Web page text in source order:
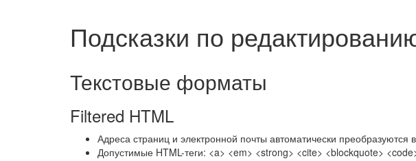
Подсказки по
Текстовые форматы
Filtered HTML
Адреса страниц и электронной почты автоматически преобразуются
Допустимые HTML-теги: <a> <em> <strong> <cite> <blockquote>